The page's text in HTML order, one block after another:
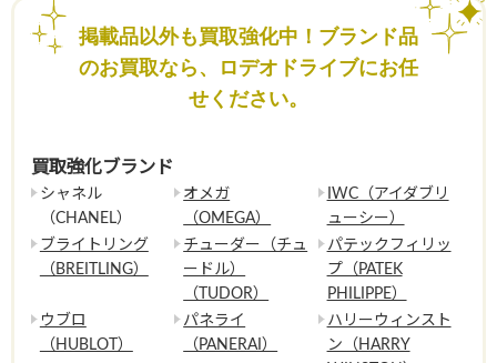
掲載品以外も買取強化中！ブランド品
のお買取なら、ロデオドライブにお任
せください。
買取強化ブランド
シャネル
（CHANEL）
オメガ
（OMEGA）
IWC（アイダブリ
ューシー）
ブライトリング
（BREITLING）
チューダー（チュ
ードル）
（TUDOR）
パテックフィリッ
プ（PATEK
PHILIPPE）
ウブロ
（HUBLOT）
パネライ
（PANERAI）
ハリーウィンスト
ン（HARRY